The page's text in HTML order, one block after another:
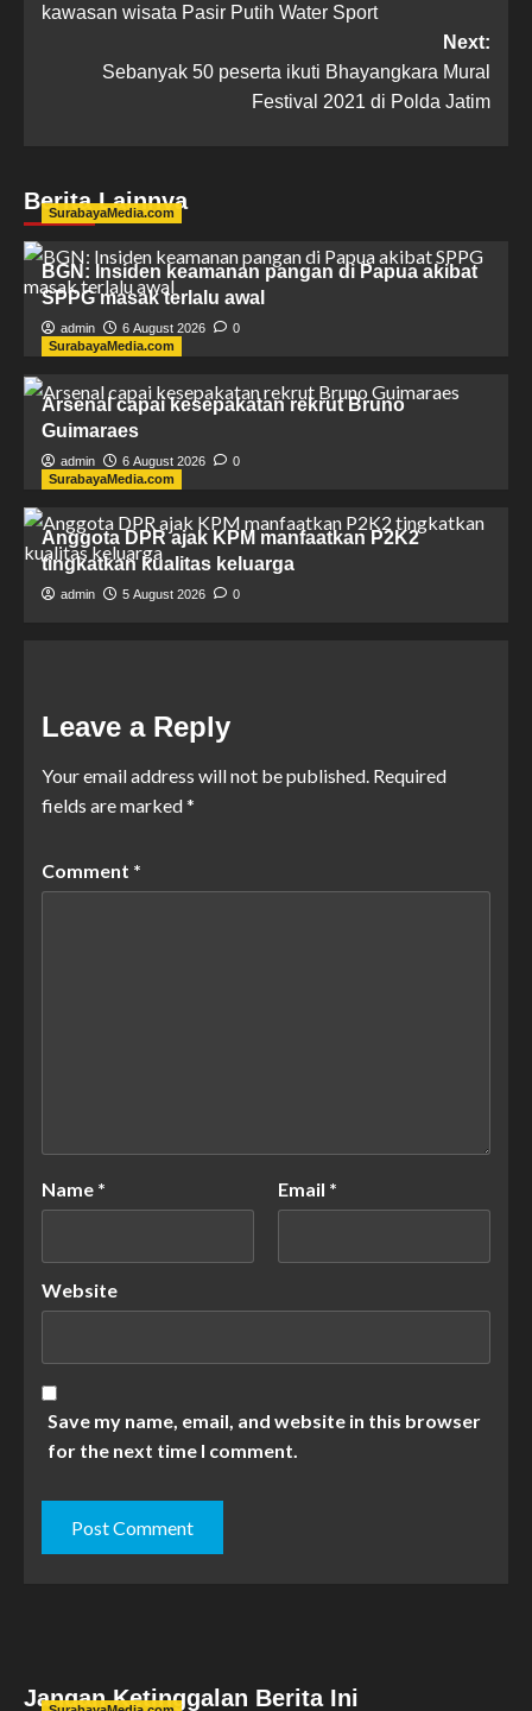
kawasan wisata Pasir Putih Water Sport
Next:
Sebanyak 50 peserta ikuti Bhayangkara Mural
Festival 2021 di Polda Jatim
Berita Lainnya
SurabayaMedia.com
BGN: Insiden keamanan pangan di Papua akibat
SPPG masak terlalu awal
admin 6 August 2026
0
SurabayaMedia.com
Arsenal capai kesepakatan rekrut Bruno
Guimaraes
admin 6 August 2026
0
SurabayaMedia.com
Anggota DPR ajak KPM manfaatkan P2K2
tingkatkan kualitas keluarga
admin 5 August 2026 0
Leave a Reply
Your email address will not be published. Required
fields are marked*
Comment *
Name * Email *
Website
Save my name, email, and website in this browser
for the next time I comment.
Jangan Ketinggalan Berita Ini